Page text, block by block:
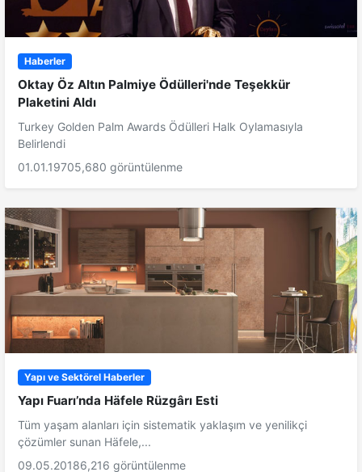
Haberler
Oktay Öz Altın Palmiye Ödülleri'nde Teşekkür
Plaketini Aldı
Turkey Golden Palm Awards Ödülleri Halk Oylamasıyla
Belirlendi
01.01.19705,680 görüntülenme
Yapı ve Sektörel Haberler
Yapı Fuarı’nda Häfele Rüzgârı Esti
Tüm yaşam alanları için sistematik yaklaşım ve yenilikçi
çözümler sunan Häfele,...
09.05.20186,216 görüntülenme